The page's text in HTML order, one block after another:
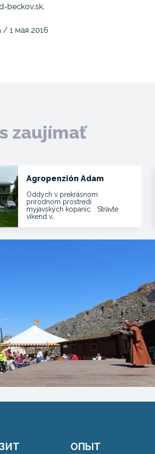
beckov.sk.
/ 1 мая 2016
zaujímať
Agropenzión Adam
Oddych v prekrásnom
prírodnom prostredí
myjavských kopaníc. . Strávte
víkend v…
ОПЫТ